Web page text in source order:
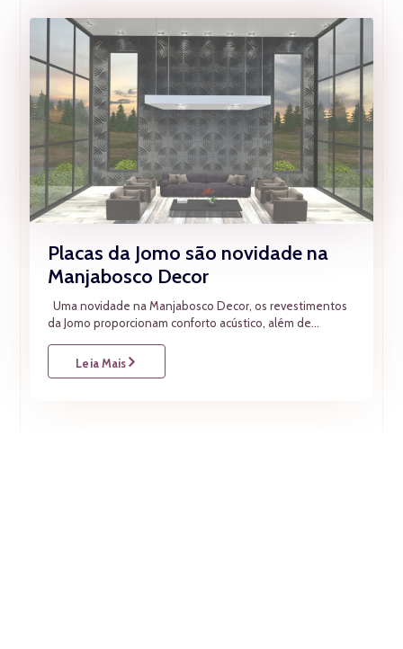
Placas da Jomo são novidade na
Manjabosco Decor
Uma novidade na Manjabosco Decor, os revestimentos
da Jomo proporcionam conforto acústico, além de...
Leia Mais